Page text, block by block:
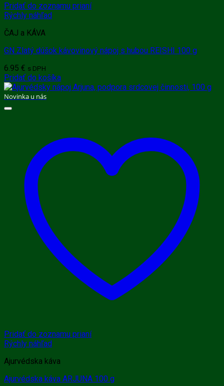
Pridať do zoznamu prianí
Rýchly náhľad
ČAJ a KÁVA
GN Zlatý dúšok kávovinový nápoj s hubou REISHI 100 g
6.95 € s DPH
Pridať do košíka
Novinka u nás
Pridať do zoznamu prianí
Rýchly náhľad
Ajurvédska káva
Ajurvédska káva ARJUNA 100 g